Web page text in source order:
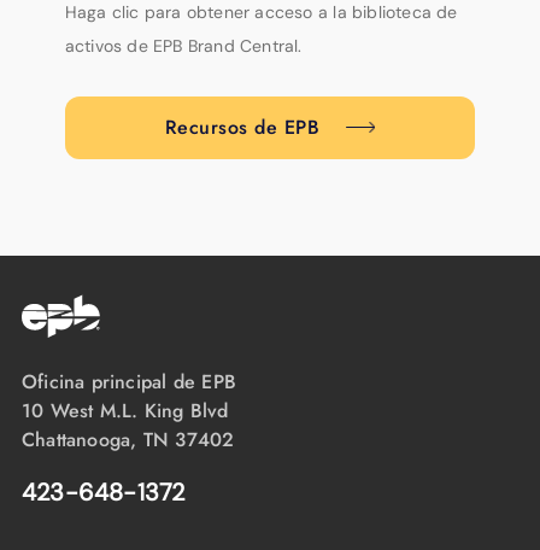
Haga clic para obtener acceso a la biblioteca de
activos de EPB Brand Central.
Recursos de EPB
Oficina principal de EPB
10 West M.L. King Blvd
Chattanooga, TN 37402
423-648-1372